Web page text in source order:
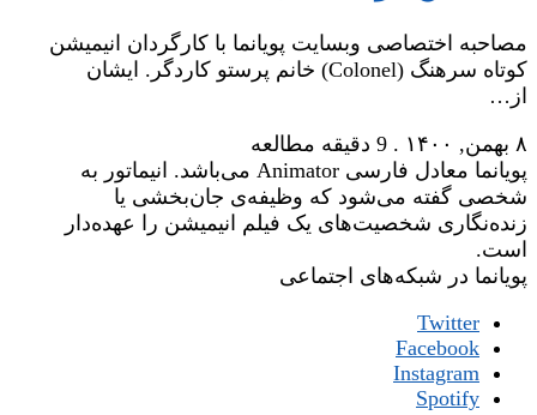
مصاحبه اختصاصی وبسایت پویانما با کارگردان انیمیشن
کوتاه سرهنگ (Colonel) خانم پرستو کاردگر. ایشان
از…
۸ بهمن, ۱۴۰۰
. 9 دقیقه مطالعه
پویانما معادل فارسی Animator می‌باشد. انیماتور به
شخصی گفته می‌شود که وظیفه‌ی جان‌بخشی یا
زنده‌نگاری شخصیت‌های یک فیلم انیمیشن را عهده‌دار
است.
پویانما در شبکه‌های اجتماعی
Twitter
Facebook
Instagram
Spotify